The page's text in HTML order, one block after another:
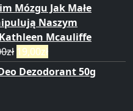
Mózgu Jak Małe
Naszym
Mcauliffe
zł 19,00zł
Dezodorant 50g